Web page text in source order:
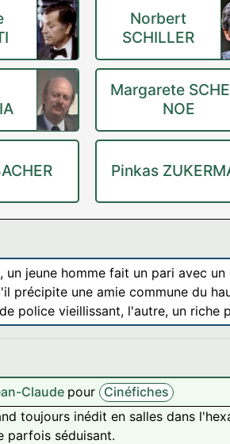
Norbert
SCHILLER
Margarete
NOE
Pinkas
un jeune homme fait un pari avec
précipite une amie commune du
police vieillissant, l'autre, un
Claude pour Cinéfiches
toujours inédit en salles dans
parfois séduisant.